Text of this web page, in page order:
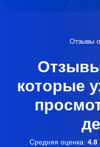
Отзывы
которые
Средняя оценка: 4.8